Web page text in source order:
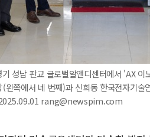
성남 판교 글로벌알앤디센터에서 'AX
왼쪽에서 네 번째)과 신희동 한국전자기
rang@newspim.com